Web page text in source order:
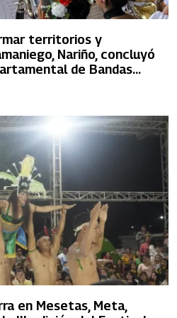
territorios y
Nariño, concluyó
de Bandas
en Mesetas, Meta,